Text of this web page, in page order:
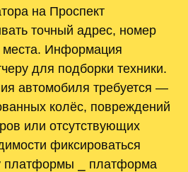
на Проспект
точный адрес, номер
места. Информация
для подборки техники.
автомобиля требуется —
колёс, повреждений
или отсутствующих
фиксироваться
платформы ⎯ платформа